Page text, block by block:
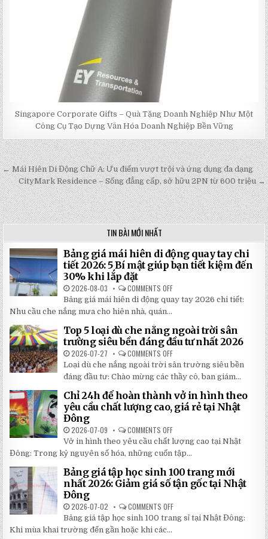
Singapore Corporate Gifts – Quà Tặng Doanh Nghiệp Như Một
Công Cụ Tạo Dựng Văn Hóa Doanh Nghiệp Bền Vững
Post
navigation
← Mái Hiên Di Động Chữ A: Ưu điểm vượt trội và ứng dụng đa dạng
CityMark Residence – Sống đẳng cấp, sở hữu 2PN từ 600 triệu →
TIN BÀI MỚI NHẤT
Bảng giá mái hiên di động quay tay chi
tiết 2026: 5 Bí mật giúp bạn tiết kiệm đến
30% khi lắp đặt
2026-08-03 COMMENTS OFF
BẢNG
GIÁ
ĐỘNG
QUAY
TAY
TIẾT
2026:
5
BÍ
MẬT
GIÚP
BẠN
TIẾT
KHI
LẮP
ĐẶT
Bảng giá mái hiên di động quay tay 2026 chi tiết:
Nhu cầu che nắng mưa cho hiên nhà, quán...
Top 5 loại dù che nắng ngoài trời sân
trường siêu bền đáng đầu tư nhất 2026
2026-07-27 COMMENTS OFF
TOP
5
LOẠI
DÙ
CHE
NẮNG
NGOÀI
TRỜI
BỀN
ĐÁNG
ĐẦU
NHẤT
2026
Loại dù che nắng ngoài trời sân trường siêu bền
đáng đầu tư: Chào mừng các thầy cô, ban giám...
Chỉ 24h để hoàn thành vở in hình theo
yêu cầu chất lượng cao, giá rẻ tại Nhật
Đông
2026-07-09 COMMENTS OFF
CHỈ
24H
ĐỂ
HOÀN
VỞ
IN
HÌNH
YÊU
CHẤT
LƯỢNG
Vở in hình theo yêu cầu chất lượng cao tại Nhật
Đông: Trong kỷ nguyên số hóa, những cuốn tập...
Bảng giá tập học sinh 100 trang mới
nhất 2026: Giảm giá số tận gốc tại Nhật
Đông
2026-07-02 COMMENTS OFF
BẢNG
GIÁ
Bảng giá tập học sinh 100 trang sỉ tại Nhật Đông:
Khi mùa khai trường đến gần hoặc khi các...